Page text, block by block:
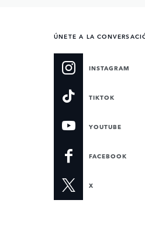
ÚNETE A LA
INSTAGRAM
TIKTOK
YOUTUBE
FACEBOOK
X